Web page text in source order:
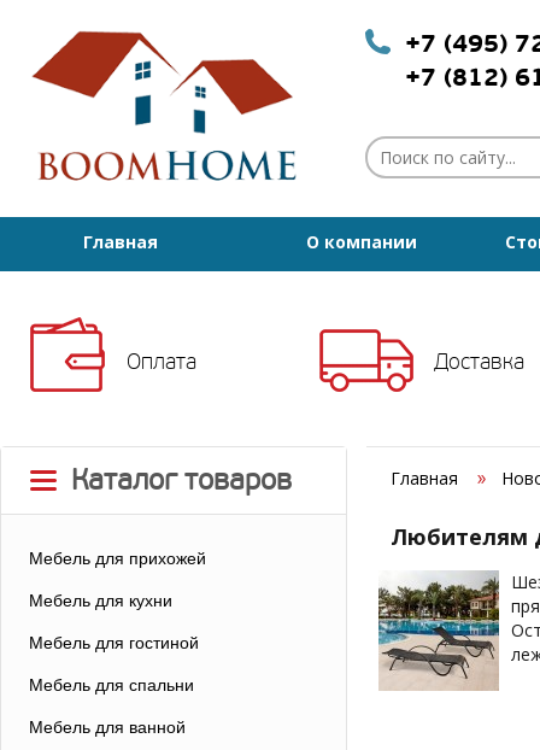
+7 (495)
+7 (812)
Главная О компании
Оплата Доставка
Каталог товаров
Мебель для прихожей
Мебель для кухни
Мебель для гостиной
Мебель для спальни
Мебель для ванной
Главная
Любителям